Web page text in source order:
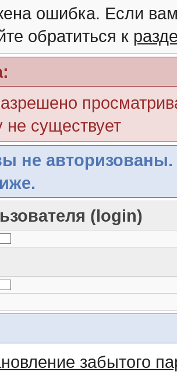
ошибка. Если
обратиться к
не существует
не авторизованы.
(login)
забытого